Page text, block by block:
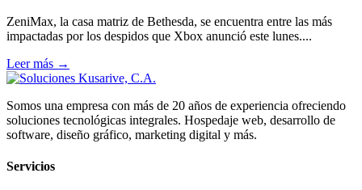
ZeniMax, la casa matriz de Bethesda, se encuentra entre las más
impactadas por los despidos que Xbox anunció este lunes....
Leer más →
Somos una empresa con más de 20 años de experiencia ofreciendo
soluciones tecnológicas integrales. Hospedaje web, desarrollo de
software, diseño gráfico, marketing digital y más.
Servicios